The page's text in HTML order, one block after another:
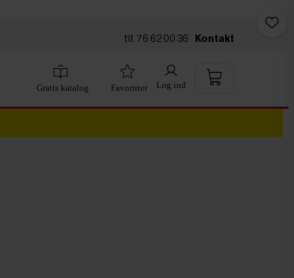
tlf. 76 62 00 36 Kontakt
Gratis katalog Favoritter Log ind